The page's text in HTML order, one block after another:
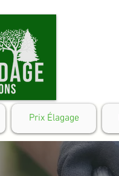
Prix Élagage